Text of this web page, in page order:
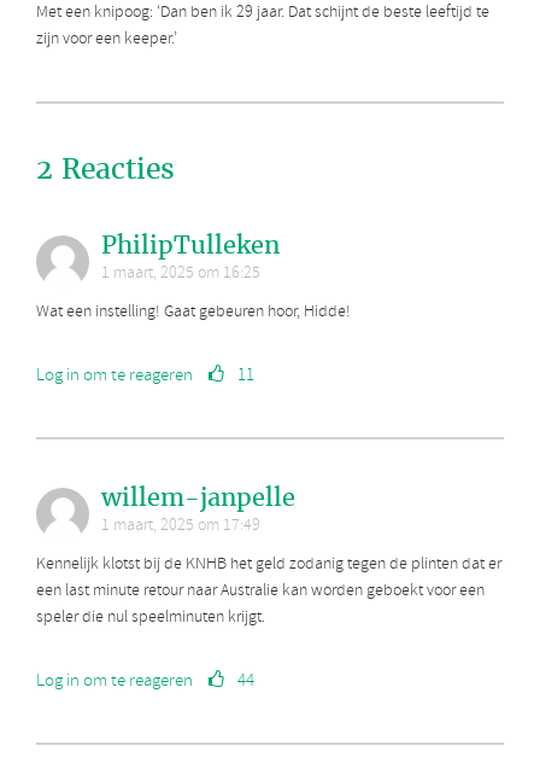
Met een knipoog: ‘Dan ben ik 29 jaar. Dat schijnt de beste leeftijd te
zijn voor een keeper.’
2 Reacties
PhilipTulleken
1 maart, 2025 om 16:25
Wat een instelling! Gaat gebeuren hoor, Hidde!
Log in om te reageren 11
willem-janpelle
1 maart, 2025 om 17:49
Kennelijk klotst bij de KNHB het geld zodanig tegen de plinten dat er
een last minute retour naar Australie kan worden geboekt voor een
speler die nul speelminuten krijgt.
Log in om te reageren 44